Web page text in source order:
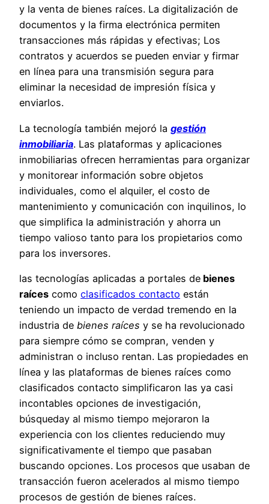
y la venta de bienes raíces. La digitalización de
documentos y la firma electrónica permiten
transacciones más rápidas y efectivas; Los
contratos y acuerdos se pueden enviar y firmar
en línea para una transmisión segura para
eliminar la necesidad de impresión física y
enviarlos.
La tecnología también mejoró la gestión
inmobiliaria. Las plataformas y aplicaciones
inmobiliarias ofrecen herramientas para organizar
y monitorear información sobre objetos
individuales, como el alquiler, el costo de
mantenimiento y comunicación con inquilinos, lo
que simplifica la administración y ahorra un
tiempo valioso tanto para los propietarios como
para los inversores.
las tecnologías aplicadas a portales de bienes
raíces como clasificados contacto están
teniendo un impacto de verdad tremendo en la
industria de bienes raíces y se ha revolucionado
para siempre cómo se compran, venden y
administran o incluso rentan. Las propiedades en
línea y las plataformas de bienes raíces como
clasificados contacto simplificaron las ya casi
incontables opciones de investigación,
búsqueday al mismo tiempo mejoraron la
experiencia con los clientes reduciendo muy
significativamente el tiempo que pasaban
buscando opciones. Los procesos que usaban de
transacción fueron acelerados al mismo tiempo
procesos de gestión de bienes raíces.